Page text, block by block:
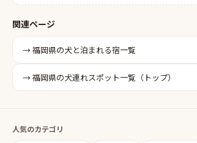
関連ページ
→福岡県の犬と泊まれる宿一覧
→福岡県の犬連れスポット一覧（トップ）
人気のカテゴリ